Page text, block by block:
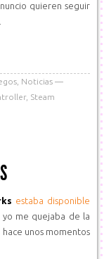
quieren seguir
Noticias
, Steam
estaba disponible
yo me quejaba de la
hace unos momentos